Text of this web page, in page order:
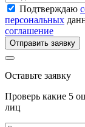
Подтверждаю
персональных
соглашение
Отправить заявку
Оставьте заявку
Проверь какие 5
лиц